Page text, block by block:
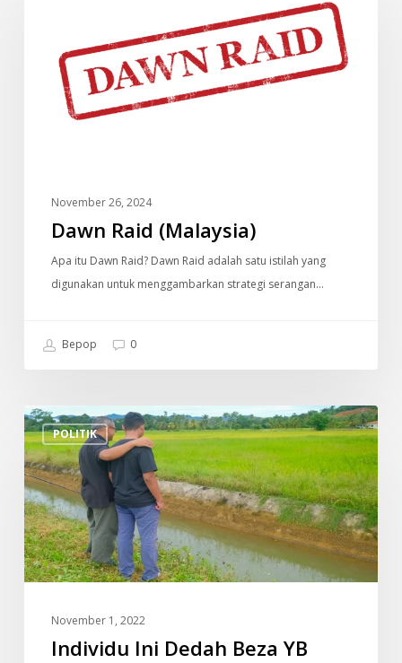
November 26, 2024
Dawn Raid (Malaysia)
Apa itu Dawn Raid? Dawn Raid adalah satu istilah yang
digunakan untuk menggambarkan strategi serangan…
Bepop 0
POLITIK
Individu
Ini
Dedah
Beza
YB
Yang
Buat
Kerja
RakyatNovember 1, 2022
Individu Ini Dedah Beza YB